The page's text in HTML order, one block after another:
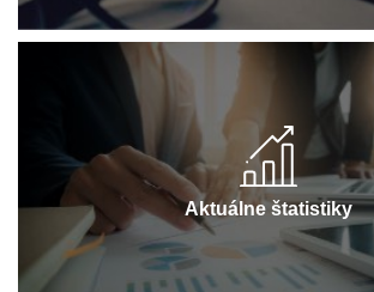
Aktuálne štatistiky